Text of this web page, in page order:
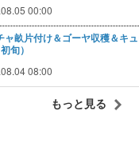
00:00
ャ畝片付け＆ゴーヤ収穫＆キ
旬）
08:00
もっと見る